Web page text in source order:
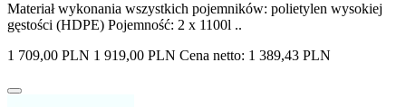
Materiał wykonania wszystkich pojemników: polietylen wysokiej
gęstości (HDPE) Pojemność: 2 x 1100l ..
1 709,00 PLN 1 919,00 PLN Cena netto: 1 389,43 PLN